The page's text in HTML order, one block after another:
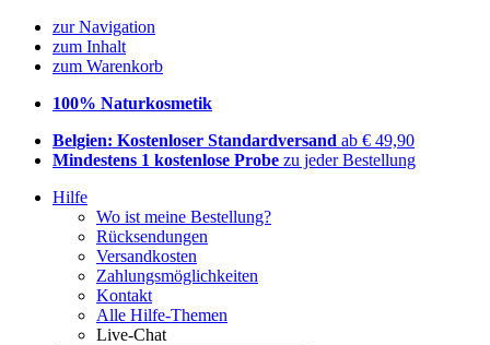
zur Navigation
zum Inhalt
zum Warenkorb
100% Naturkosmetik
Belgien: Kostenloser Standardversand ab € 49,90
Mindestens 1 kostenlose Probe zu jeder Bestellung
Hilfe
Wo ist meine Bestellung?
Rücksendungen
Versandkosten
Zahlungsmöglichkeiten
Kontakt
Alle Hilfe-Themen
Live-Chat